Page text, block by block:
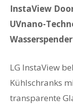
InstaView
UVnano-
LG InstaView
Kühlschranks
transparente